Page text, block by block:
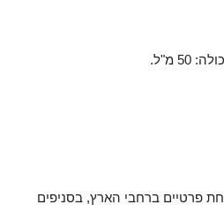
פרטיים ברחבי הארץ, בסניפים